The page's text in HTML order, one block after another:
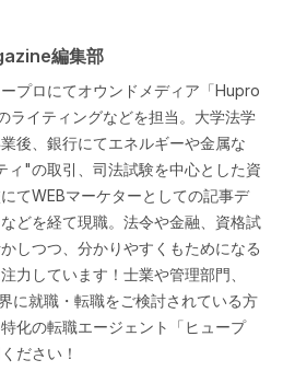
編集部
プロにてオウンドメディア「Hupro
ライティングなどを担当。大学法学
後、銀行にてエネルギーや金属な
ィ"の取引、司法試験を中心とした資
てWEBマーケターとしての記事デ
どを経て現職。法令や金融、資格試
しつつ、分かりやすくもためになる
力しています！士業や管理部門、
に就職・転職をご検討されている方
化の転職エージェント「ヒュープ
ださい！